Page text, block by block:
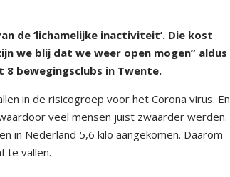
de ‘lichamelijke inactiviteit’. Die kost
we blij dat we weer open mogen” aldus
8 bewegingsclubs in Twente.
in de risicogroep voor het Corona virus. En
veel mensen juist zwaarder werden.
in Nederland 5,6 kilo aangekomen. Daarom
te vallen.